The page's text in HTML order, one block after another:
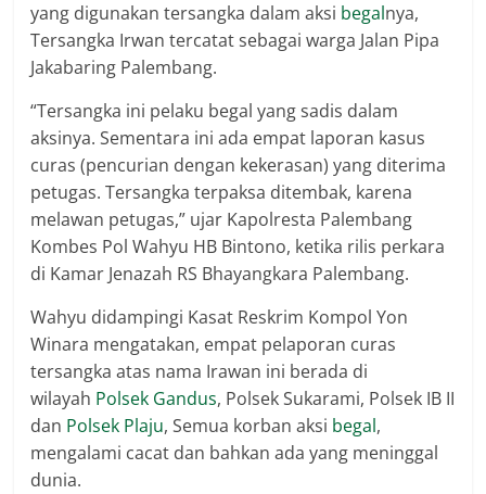
yang digunakan tersangka dalam aksi begalnya,
Tersangka Irwan tercatat sebagai warga Jalan Pipa
Jakabaring Palembang.
“Tersangka ini pelaku begal yang sadis dalam
aksinya. Sementara ini ada empat laporan kasus
curas (pencurian dengan kekerasan) yang diterima
petugas. Tersangka terpaksa ditembak, karena
melawan petugas,” ujar Kapolresta Palembang
Kombes Pol Wahyu HB Bintono, ketika rilis perkara
di Kamar Jenazah RS Bhayangkara Palembang.
Wahyu didampingi Kasat Reskrim Kompol Yon
Winara mengatakan, empat pelaporan curas
tersangka atas nama Irawan ini berada di
wilayah Polsek Gandus, Polsek Sukarami, Polsek IB II
dan Polsek Plaju, Semua korban aksi begal,
mengalami cacat dan bahkan ada yang meninggal
dunia.